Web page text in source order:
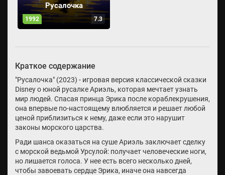
Русалочка
1992 7.3
Краткое содержание
"Русалочка" (2023) - игровая версия классической сказки
Disney о юной русалке Ариэль, которая мечтает узнать
мир людей. Спасая принца Эрика после кораблекрушения,
она впервые по-настоящему влюбляется и решает любой
ценой приблизиться к нему, даже если это нарушит
законы морского царства.
Ради шанса оказаться на суше Ариэль заключает сделку
с морской ведьмой Урсулой: получает человеческие ноги,
но лишается голоса. У нее есть всего несколько дней,
чтобы завоевать сердце Эрика, иначе она навсегда